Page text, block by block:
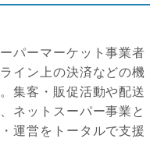
パーマーケット事業者
イン上の決済などの機
集客・販促活動や配送
ネットスーパー事業と
運営をトータルで支援